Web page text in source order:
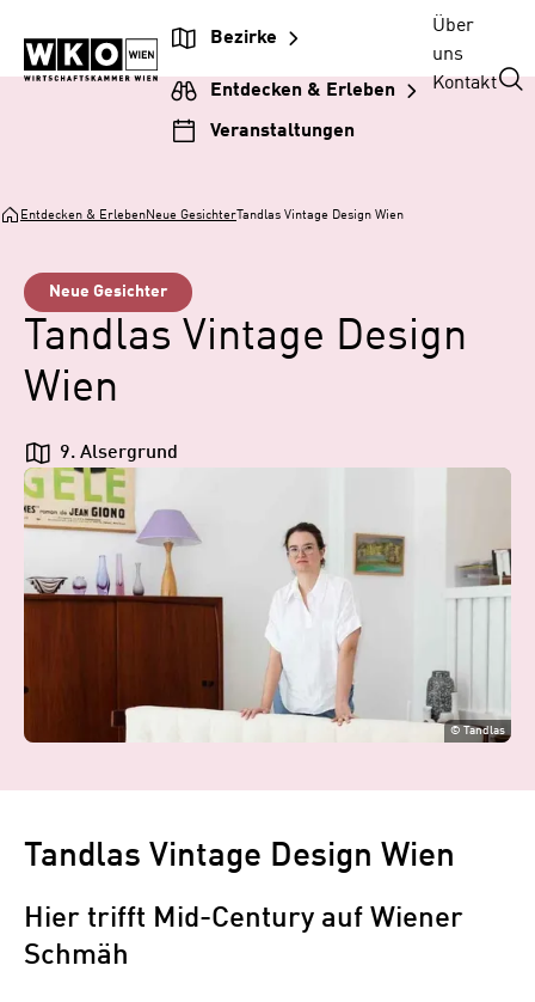
Inhalt
springen
Hauptnavigation
springen
Footer
springen
Bezirke
Entdecken & Erleben
Veranstaltungen
Über
uns
Kontakt
Entdecken & ErlebenNeue Gesichter Tandlas Vintage Design Wien
Neue Gesichter
Tandlas Vintage Design
Wien
9. Alsergrund
©Tandlas
Tandlas Vintage Design Wien
Hier trifft Mid-Century auf Wiener
Schmäh